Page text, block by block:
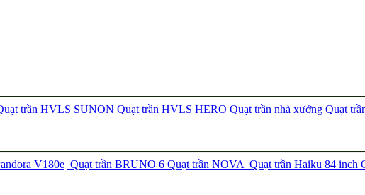
trần HVLS SUNON Quạt trần HVLS HERO Quạt trần nhà xưởng Quạt
V180e Quạt trần BRUNO 6 Quạt trần NOVA Quạt trần Haiku 84 inch